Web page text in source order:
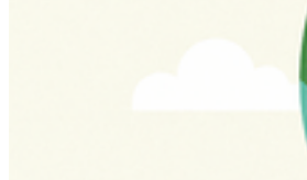
Mitmachen heißt auch Fähigkeiten
vernetzen. Deshalb finden Sie hier und
Weiterbildungen, Workshops und
. Nutzen Sie die
Ver­an­stal­tun­gen mit Bezug zu